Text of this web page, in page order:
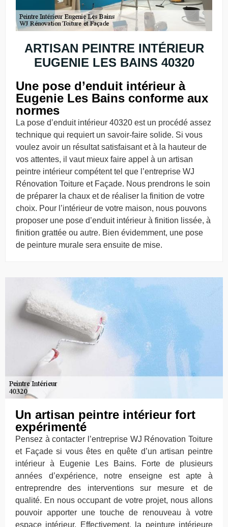
ARTISAN PEINTRE INTÉRIEUR
EUGENIE LES BAINS 40320
Une pose d’enduit intérieur à
Eugenie Les Bains conforme aux
normes
La pose d’enduit intérieur 40320 est un procédé assez
technique qui requiert un savoir-faire solide. Si vous
voulez avoir un résultat satisfaisant et à la hauteur de
vos attentes, il vaut mieux faire appel à un artisan
peintre intérieur compétent tel que l’entreprise WJ
Rénovation Toiture et Façade. Nous prendrons le soin
de préparer la chaux et de réaliser la finition de votre
choix. Pour l’intérieur de votre maison, nous pouvons
proposer une pose d’enduit intérieur à finition lissée, à
finition grattée ou autre. Bien évidemment, une pose
de peinture murale sera ensuite de mise.
Un artisan peintre intérieur fort
expérimenté
Pensez à contacter l’entreprise WJ Rénovation Toiture
et Façade si vous êtes en quête d’un artisan peintre
intérieur à Eugenie Les Bains. Forte de plusieurs
années d’expérience, notre enseigne est apte à
entreprendre des interventions sur mesure et de
qualité. En nous occupant de votre projet, nous allons
pouvoir apporter une touche de renouveau à votre
espace intérieur. Effectivement, la peinture intérieure